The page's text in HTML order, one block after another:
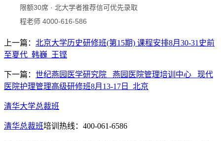
限额30席 · 北大学者推荐信可优先录取
程老师 4000-616-586
上一篇： 北京大学历史研修班(第15期) 课程安排8月30-31史前
至夏代_韩巍_王铿
下一篇： 世纪燕园医学研究院 _燕园医院管理培训中心 _现代
医院护理管理高级研修班8月13-17日_北京
清华大学总裁班
清华总裁班培训热线：400-061-6586